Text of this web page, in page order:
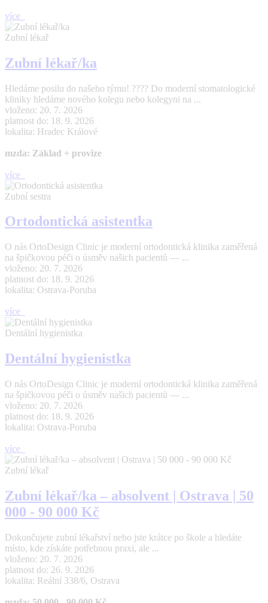
více
Zubní lékař
Zubní lékař/ka
Hledáme posilu do našeho týmu! ???? Do moderní stomatologické
kliniky hledáme nového kolegu nebo kolegyni na ...
vloženo: 20. 7. 2026
platnost do: 18. 9. 2026
lokalita: Hradec Králové
mzda: Základ + provize
více
Zubní sestra
Ortodontická asistentka
O nás OrtoDesign Clinic je moderní ortodontická klinika zaměřená
na špičkovou péči o úsměv našich pacientů — ...
vloženo: 20. 7. 2026
platnost do: 18. 9. 2026
lokalita: Ostrava-Poruba
více
Dentální hygienistka
Dentální hygienistka
O nás OrtoDesign Clinic je moderní ortodontická klinika zaměřená
na špičkovou péči o úsměv našich pacientů — ...
vloženo: 20. 7. 2026
platnost do: 18. 9. 2026
lokalita: Ostrava-Poruba
více
Zubní lékař
Zubní lékař/ka – absolvent | Ostrava | 50
000 - 90 000 Kč
Dokončujete zubní lékařství nebo jste krátce po škole a hledáte
místo, kde získáte potřebnou praxi, ale ...
vloženo: 20. 7. 2026
platnost do: 26. 9. 2026
lokalita: Reální 338/6, Ostrava